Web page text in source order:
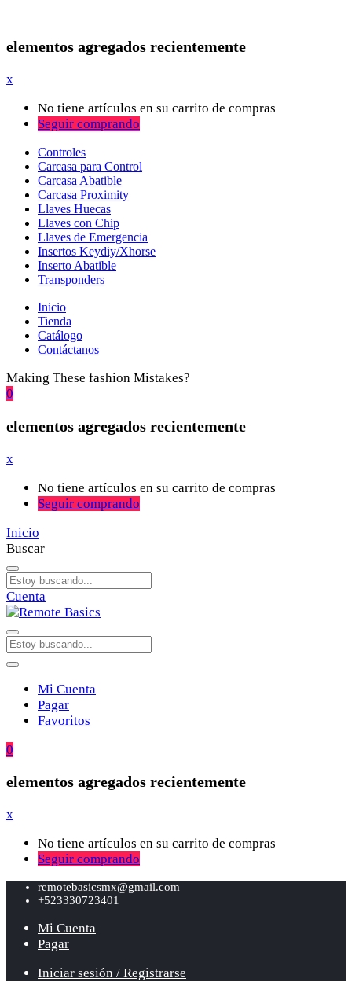
elementos agregados recientemente
x
No tiene artículos en su carrito de compras
Seguir comprando
Controles
Carcasa para Control
Carcasa Abatible
Carcasa Proximity
Llaves Huecas
Llaves con Chip
Llaves de Emergencia
Insertos Keydiy/Xhorse
Inserto Abatible
Transponders
Inicio
Tienda
Catálogo
Contáctanos
Making These fashion Mistakes?
0
elementos agregados recientemente
x
No tiene artículos en su carrito de compras
Seguir comprando
Inicio
Buscar
Cuenta
Mi Cuenta
Pagar
Favoritos
0
elementos agregados recientemente
x
No tiene artículos en su carrito de compras
Seguir comprando
remotebasicsmx@gmail.com
+523330723401
Mi Cuenta
Pagar
Iniciar sesión / Registrarse